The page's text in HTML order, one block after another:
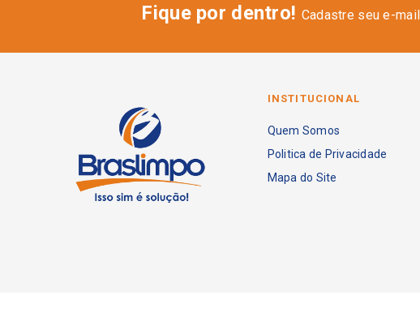
Fique por dentro! Cadastre seu e-
INSTITUCIONAL
Quem Somos
Politica de Privacidade
Mapa do Site